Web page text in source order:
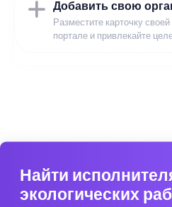
Добавить свою
Разместите карточку
портале и привлекайте
Найти
экологических